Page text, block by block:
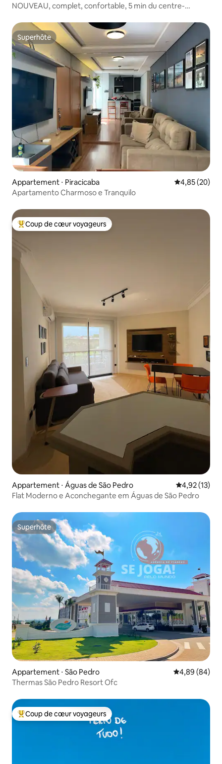
NOUVEAU, complet, confortable, 5 min du centre-
Superhôte
Superhôte
Appartement ⋅ Piracicaba Évaluation
4,85 (20)
Apartamento Charmoso e Tranquilo
Coups de cœur voyageurs les plus appréciés
Coup de cœur voyageurs
Appartement ⋅ Águas de São Pedro Évaluation
4,92 (13)
Flat Moderno e Aconchegante em Águas de São Pedro
Superhôte
Superhôte
Appartement ⋅ São Pedro Évaluation
4,89 (84)
Thermas São Pedro Resort Ofc
Coups de cœur voyageurs les plus appréciés
Coup de cœur voyageurs